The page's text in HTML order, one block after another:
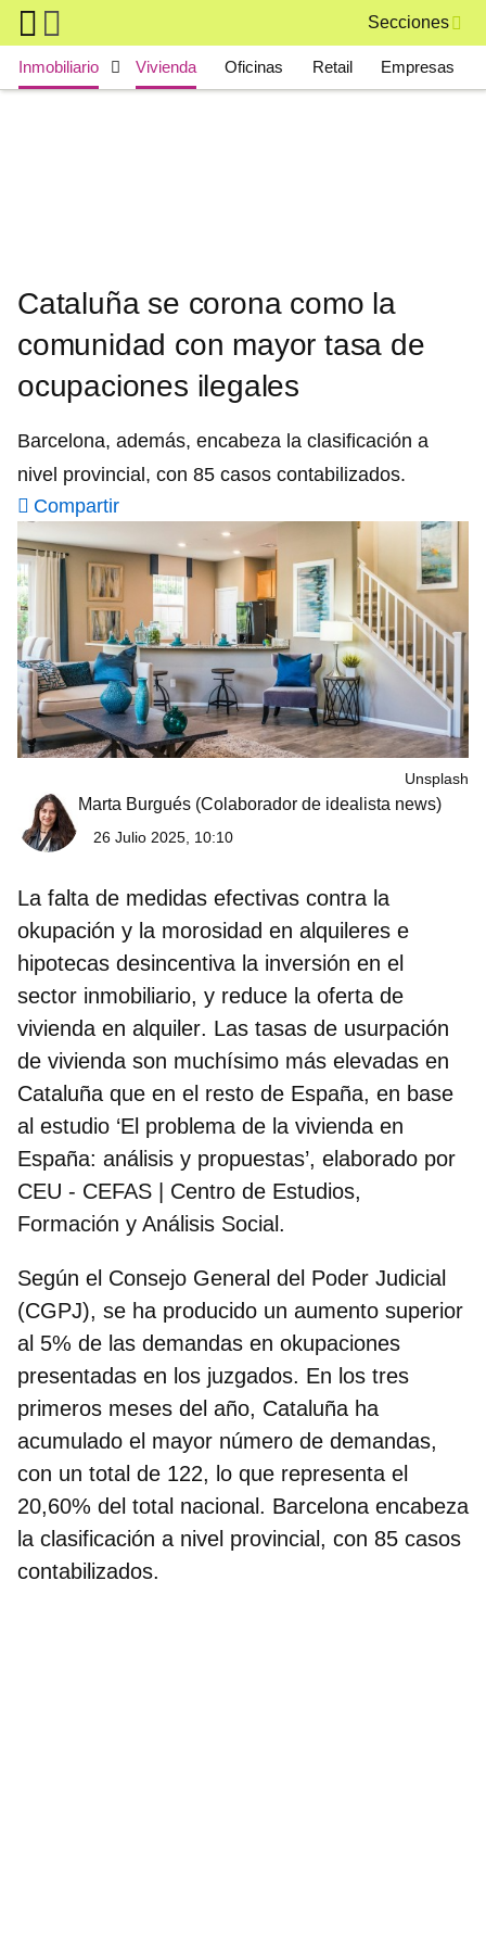
Skip to main content
Secciones
Main navigation
Inmobiliario Vivienda Oficinas Retail Empresas
Cataluña se corona como la
comunidad con mayor tasa de
ocupaciones ilegales
Barcelona, además, encabeza la clasificación a
nivel provincial, con 85 casos contabilizados.
Compartir
Unsplash
Marta Burgués (Colaborador de idealista news)
26 Julio 2025, 10:10
La falta de medidas efectivas contra la
okupación y la morosidad en alquileres e
hipotecas desincentiva la inversión en el
sector inmobiliario, y reduce la oferta de
vivienda en alquiler. Las tasas de usurpación
de vivienda son muchísimo más elevadas en
Cataluña que en el resto de España, en base
al estudio ‘El problema de la vivienda en
España: análisis y propuestas’, elaborado por
CEU - CEFAS | Centro de Estudios,
Formación y Análisis Social.
Según el Consejo General del Poder Judicial
(CGPJ), se ha producido un aumento superior
al 5% de las demandas en okupaciones
presentadas en los juzgados. En los tres
primeros meses del año, Cataluña ha
acumulado el mayor número de demandas,
con un total de 122, lo que representa el
20,60% del total nacional. Barcelona encabeza
la clasificación a nivel provincial, con 85 casos
contabilizados.